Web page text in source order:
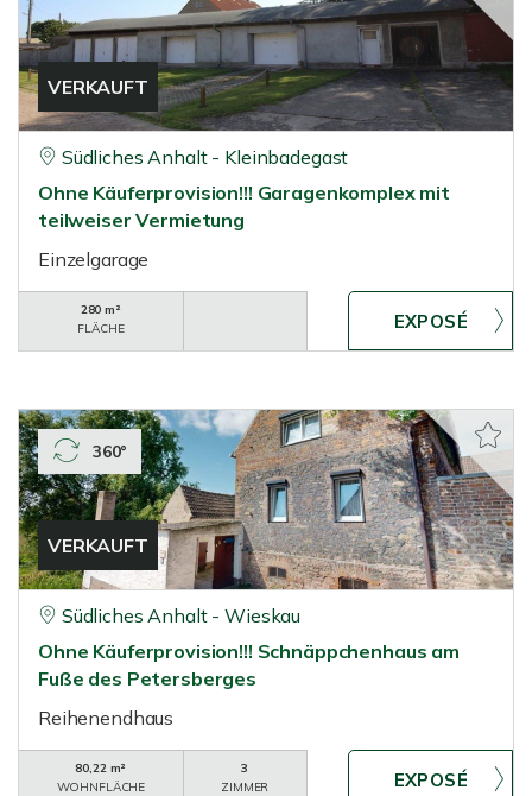
VERKAUFT
Südliches Anhalt - Kleinbadegast
Ohne Käuferprovision!!! Garagenkomplex mit
teilweiser Vermietung
Einzelgarage
280 m²
FLÄCHE
VERKAUFT
360°
Südliches Anhalt - Wieskau
Ohne Käuferprovision!!! Schnäppchenhaus am
Fuße des Petersberges
Reihenendhaus
80,22 m²
WOHNFLÄCHE
3
ZIMMER